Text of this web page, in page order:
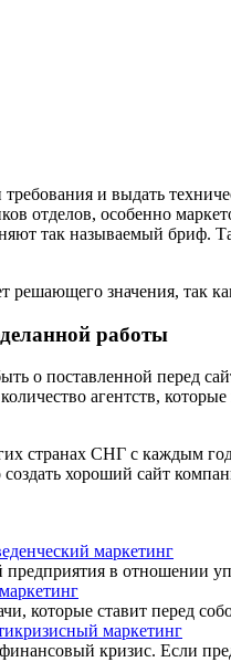
и выдать
отделов, особенно
так называемый бриф.
значения, так
работы
о поставленной перед
агентств,
странах СНГ с каждым
хороший сайт
маркетинг
предприятия в отношении
которые ставит перед
маркетинг
кризис. Если